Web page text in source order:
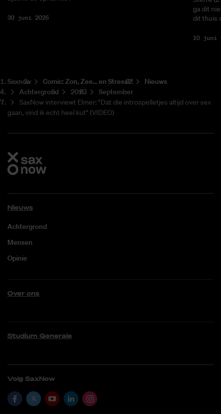
30 juni 2026
ga dit
dit thuis
10 juni
Saxnow Co­mic: Zon, Zee... en Stress?!
Nieuws
Achtergrond
2023
September
SaxNow interviewt Elmer: "Dat die introspelletjes altijd over sex
gaan, vind ik echt heel kut" (VIDEO)
Nieuws
Achtergrond
Mensen
Opinie
Over ons
Studium Generale
Volg SaxNow